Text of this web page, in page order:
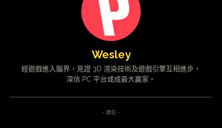
Wesley
經遊戲進入腦界，見證 3D 渲染技術及遊戲引擎互相進步，
深信 PC 平台或成最大贏家。
- 廣告 -